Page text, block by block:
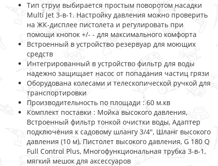
Тип струи выбирается простым поворотом насадки
Multi Jet 3-в-1. Настройку давления можно проверить
на ЖК-дисплее пистолета и регулировать при
помощи кнопок +/- - для максимального комфорта
Встроенный в устройство резервуар для моющих
средств
Интегрированный в устройство фильтр для воды
надежно защищает насос от попадания частиц грязи
Оборудована колесами и телескопической ручкой для
транспортировки
Производительность по площади : 60 м.кв
Комплект поставки : Мойка высокого давления,
Встроенный фильтр тонкой очистки воды, Адаптер
подключения к садовому шлангу 3/4", Шланг высокого
давления (10 м), Пистолет высокого давления, G 180 Q
Full Control Plus, Многофункциональная трубка 3-в-1,
мягкий мешок для аксессуаров